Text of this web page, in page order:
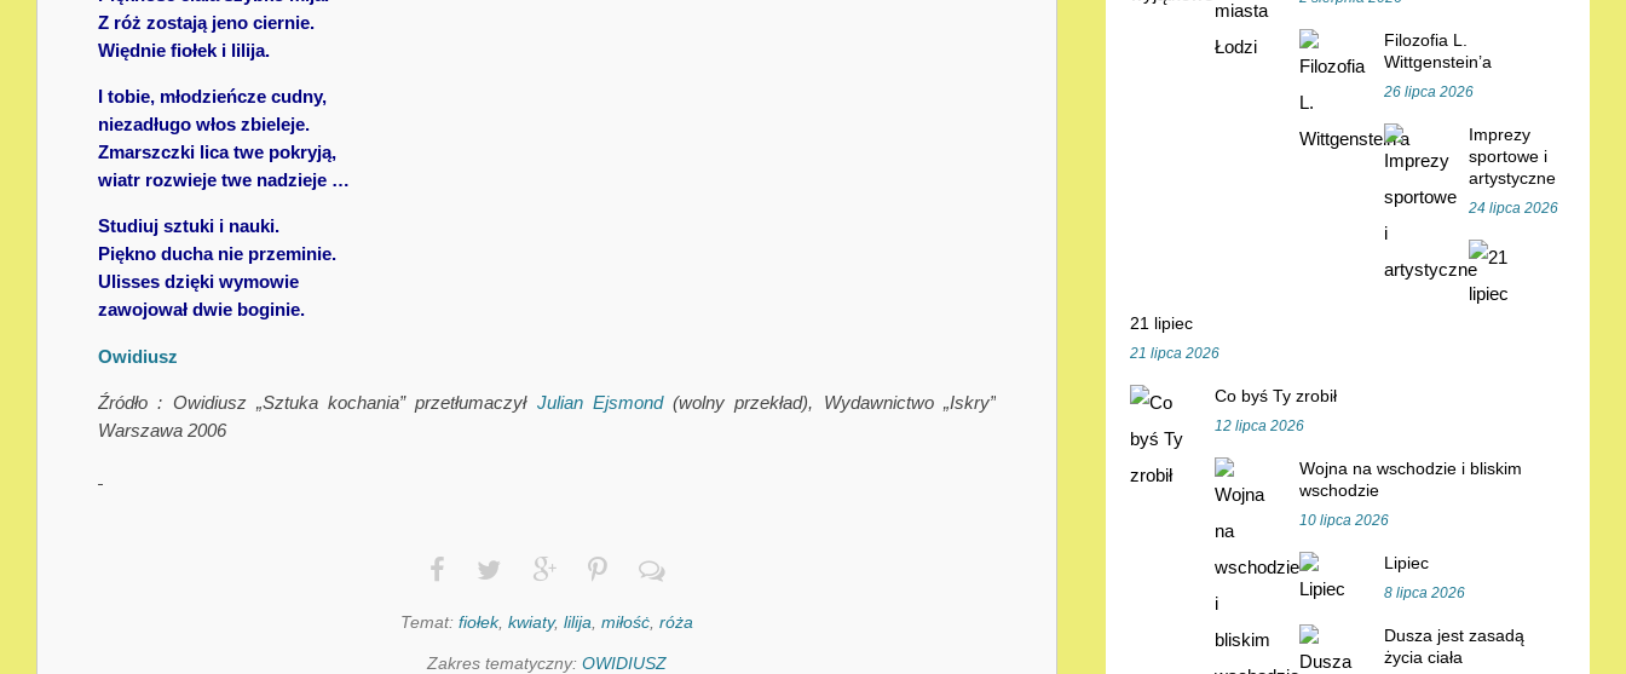
Z róż zostają jeno ciernie.
Więdnie fiołek i lilija.
I tobie, młodzieńcze cudny,
niezadługo włos zbieleje.
Zmarszczki lica twe pokryją,
wiatr rozwieje twe nadzieje …
Studiuj sztuki i nauki.
Piękno ducha nie przeminie.
Ulisses dzięki wymowie
zawojował dwie boginie.
Owidiusz
Źródło : Owidiusz „Sztuka kochania” przetłumaczył Julian Ejsmond(wolny przekład), Wydawnictwo „Iskry”
Warszawa 2006
Temat: fiołek, kwiaty, lilija miłośċ róża
Zakres tematyczny: OWIDIUSZ
Filozofia L.
Wittgenstein’a
26 lipca 2026
Imprezy
sportowe i
artystyczne
24 lipca 2026
21 lipiec
21 lipca 2026
Co byś Ty zrobił
12 lipca 2026
Wojna na wschodzie i bliskim
wschodzie
10 lipca 2026
Lipiec
8 lipca 2026
Dusza jest zasadą
życia ciała